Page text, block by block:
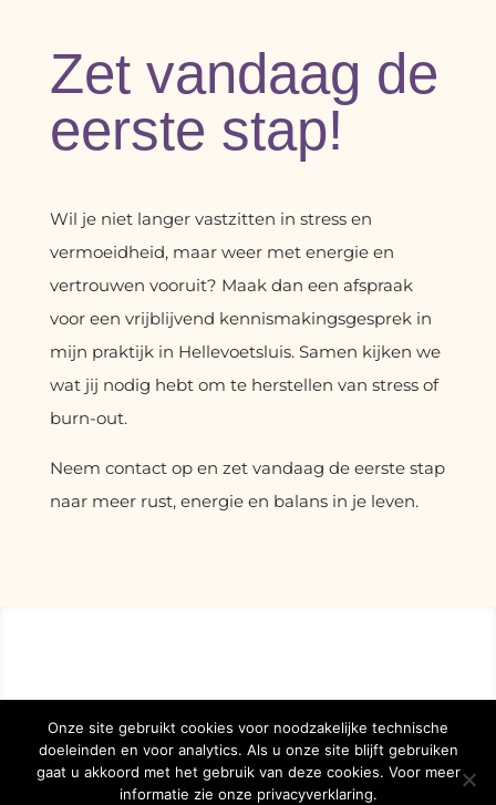
Zet vandaag de
eerste stap!
Wil je niet langer vastzitten in stress en
vermoeidheid, maar weer met energie en
vertrouwen vooruit? Maak dan een afspraak
voor een vrijblijvend kennismakingsgesprek in
mijn praktijk in Hellevoetsluis. Samen kijken we
wat jij nodig hebt om te herstellen van stress of
burn-out.
Neem contact op en zet vandaag de eerste stap
naar meer rust, energie en balans in je leven.
Onze site gebruikt cookies voor noodzakelijke technische
doeleinden en voor analytics. Als u onze site blijft gebruiken
gaat u akkoord met het gebruik van deze cookies. Voor meer
informatie zie onze privacyverklaring.